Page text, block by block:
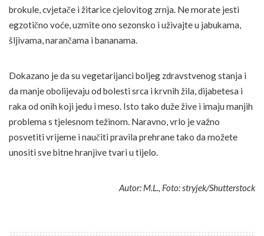
brokule, cvjetače i žitarice cjelovitog zrnja. Ne morate jesti
egzotično voće, uzmite ono sezonsko i uživajte u jabukama,
šljivama, narančama i bananama.
Dokazano je da su vegetarijanci boljeg zdravstvenog stanja i
da manje obolijevaju od bolesti srca i krvnih žila, dijabetesa i
raka od onih koji jedu i meso. Isto tako duže žive i imaju manjih
problema s tjelesnom težinom. Naravno, vrlo je važno
posvetiti vrijeme i naučiti pravila prehrane tako da možete
unositi sve bitne hranjive tvari u tijelo.
Autor: M.L., Foto: stryjek/Shutterstock